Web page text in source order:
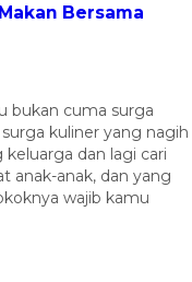
Bersama
bukan cuma surga
kuliner yang nagih
dan lagi cari
anak-anak, dan yang
wajib kamu